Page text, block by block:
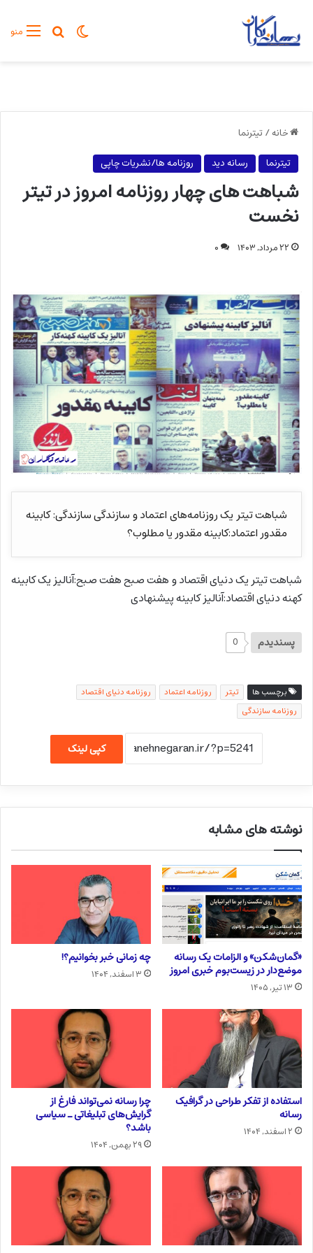
منوجستجو
تغییر پوسته
خانه/تیترنما
تیترنما
رسانه دید روزنامه ها/نشریات چاپی
شباهت های چهار روزنامه امروز در تیتر
نخست
۲۲ مرداد, ۱۴۰۳ ۰
شباهت تیتر یک روزنامه‌های اعتماد و سازندگی سازندگی: کابینه
مقدور اعتماد:کابینه مقدور یا مطلوب؟
شباهت تیتر یک دنیای اقتصاد و هفت صبح هفت صبح:آنالیز یک کابینه
کهنه دنیای اقتصاد:آنالیز کابینه پیشنهادی
پسندیدم 0
برچسب ها تیتر روزنامه اعتماد
روزنامه دنیای اقتصاد
روزنامه سازندگی
کپی لینک
نوشته های مشابه
«گمان‌شکن» و الزامات یک رسانه
موضع‌دار در زیست‌بوم خبری امروز
۱۳ تیر, ۱۴۰۵
چه زمانی خبر بخوانیم؟!
۳ اسفند, ۱۴۰۴
استفاده از تفکر طراحی در گرافیک
رسانه
۲ اسفند, ۱۴۰۴
چرا رسانه نمی‌تواند فارغ از
گرایش‌های تبلیغاتی ـ سیاسی
باشد؟
۲۹ بهمن, ۱۴۰۴